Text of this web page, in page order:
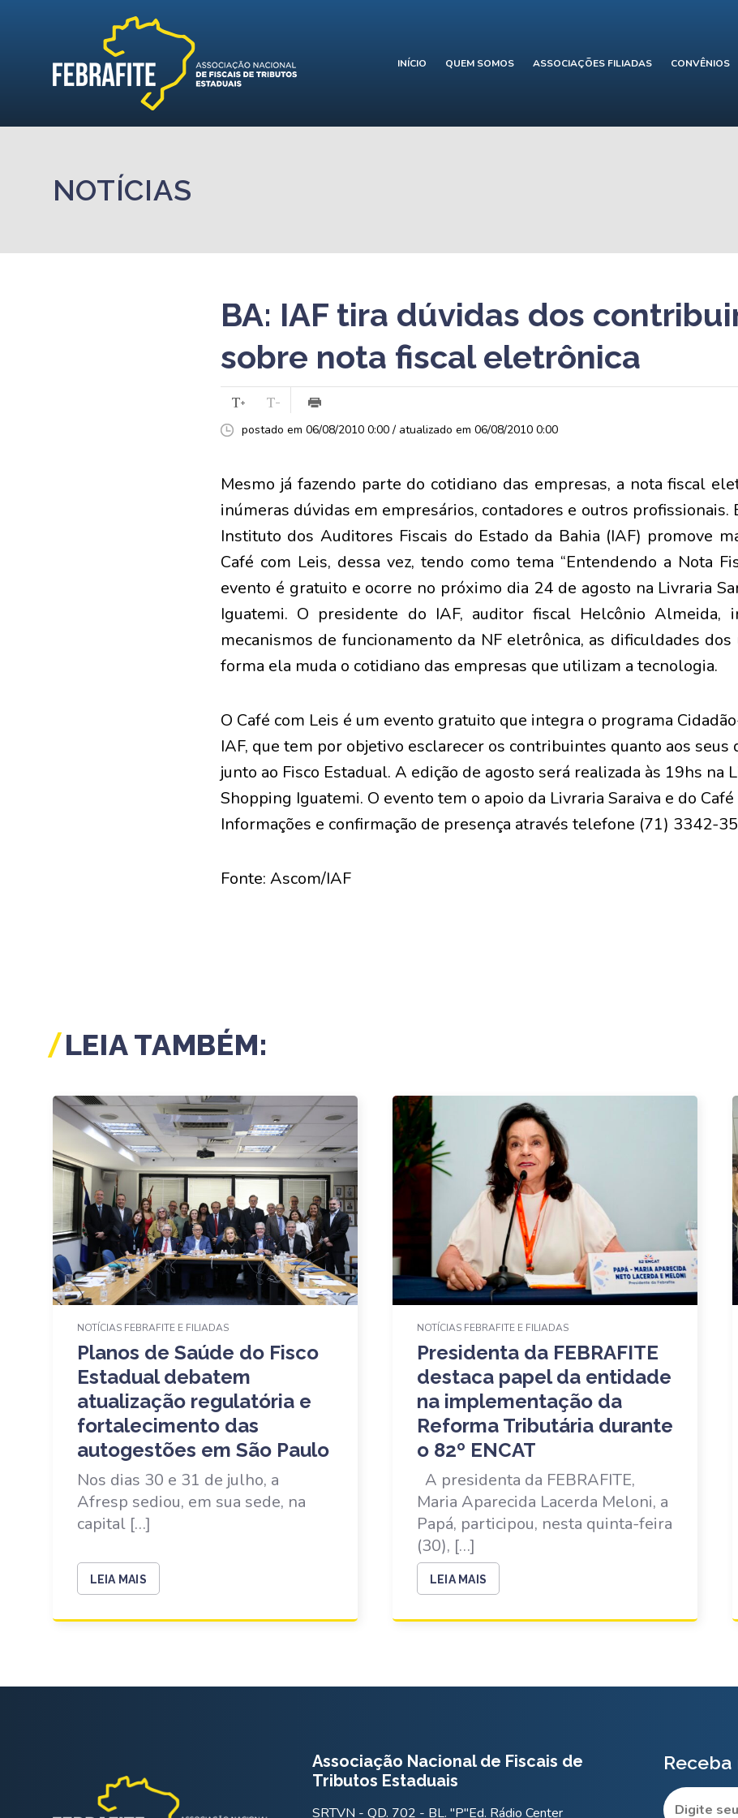
INÍCIO QUEM SOMOS ASSOCIAÇÕES FILIADAS CONVÊNIOS
NOTÍCIAS
BA: IAF tira dúvidas dos
sobre nota fiscal eletrônica
postado em 06/08/2010 0:00 / atualizado em 06/08/2010 0:00
Mesmo já fazendo parte do cotidiano das empresas, a nota fiscal
inúmeras dúvidas em empresários, contadores e outros profissionais.
Instituto dos Auditores Fiscais do Estado da Bahia (IAF) promove
Café com Leis, dessa vez, tendo como tema “Entendendo a Nota
evento é gratuito e ocorre no próximo dia 24 de agosto na Livraria
Iguatemi. O presidente do IAF, auditor fiscal Helcônio Almeida,
mecanismos de funcionamento da NF eletrônica, as dificuldades
forma ela muda o cotidiano das empresas que utilizam a tecnologia.
O Café com Leis é um evento gratuito que integra o programa
IAF, que tem por objetivo esclarecer os contribuintes quanto aos seus
junto ao Fisco Estadual. A edição de agosto será realizada às 19hs na
Shopping Iguatemi. O evento tem o apoio da Livraria Saraiva e do Café
Informações e confirmação de presença através telefone (71) 3342-
Fonte: Ascom/IAF
LEIA TAMBÉM:
NOTÍCIAS FEBRAFITE E FILIADAS
Planos de Saúde do Fisco
Estadual debatem
atualização regulatória e
fortalecimento das
autogestões em São Paulo
Nos dias 30 e 31 de julho, a
Afresp sediou, em sua sede, na
capital […]
LEIA MAIS
NOTÍCIAS FEBRAFITE E FILIADAS
Presidenta da FEBRAFITE
destaca papel da entidade
na implementação da
Reforma Tributária durante
o 82º ENCAT
A presidenta da FEBRAFITE,
Maria Aparecida Lacerda Meloni, a
Papá, participou, nesta quinta-feira
(30), […]
LEIA MAIS
Associação Nacional de Fiscais de
Tributos Estaduais
SRTVN - QD. 702 - BL. "P"Ed. Rádio Center